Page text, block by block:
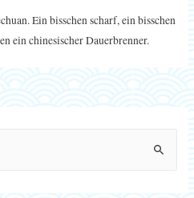
Ein bisschen scharf, ein bisschen
ein chinesischer Dauerbrenner.